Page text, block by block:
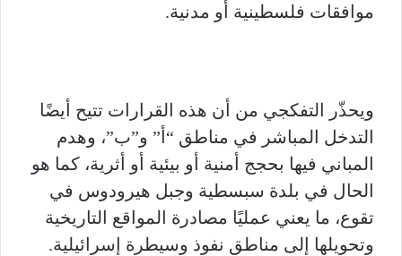
موافقات فلسطينية أو مدنية.
ويحذّر التفكجي من أن هذه القرارات تتيح أيضًا
التدخل المباشر في مناطق “أ” و”ب”، وهدم
المباني فيها بحجج أمنية أو بيئية أو أثرية، كما هو
الحال في بلدة سبسطية وجبل هيرودوس في
تقوع، ما يعني عمليًا مصادرة المواقع التاريخية
وتحويلها إلى مناطق نفوذ وسيطرة إسرائيلية.